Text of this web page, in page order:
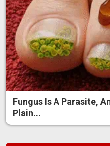
Fungus Is A Parasite,
Plain...